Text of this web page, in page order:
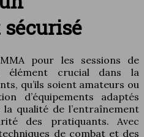
pour les sessions de
élément crucial dans la
qu’ils soient amateurs ou
d’équipements adaptés
qualité de l’entraînement
des pratiquants. Avec
de combat et des